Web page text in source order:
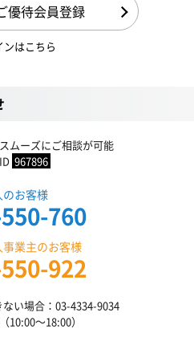
優待会員登録
ンはこちら
ムーズにご相談が可能
967896
のお客様
760
業主のお客様
922
ない場合：03-4334-9034
10:00〜18:00）